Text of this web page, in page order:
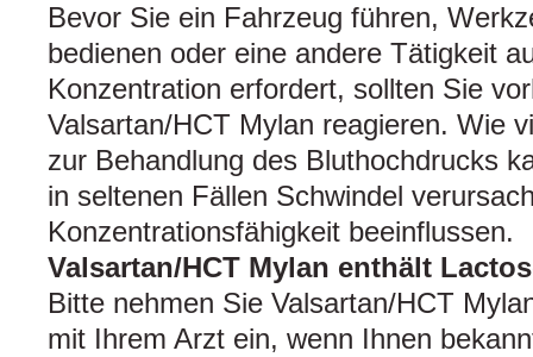
Bevor Sie ein Fahrzeug führen,
bedienen oder eine andere Tätigkeit
Konzentration erfordert, sollten Sie
Valsartan/HCT Mylan reagieren. Wie
zur Behandlung des Bluthochdrucks
in seltenen Fällen Schwindel
Konzentrationsfähigkeit beeinflussen.
Valsartan/HCT Mylan enthält
Bitte nehmen Sie Valsartan/HCT
mit Ihrem Arzt ein, wenn Ihnen